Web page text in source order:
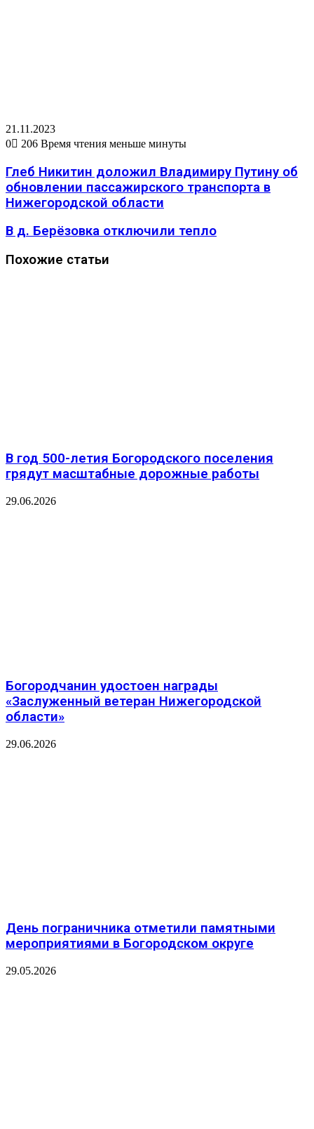
21.11.2023
0
206 Время чтения меньше минуты
Глеб Никитин доложил Владимиру Путину об
обновлении пассажирского транспорта в
Нижегородской области
В д. Берёзовка отключили тепло
Похожие статьи
В год 500-летия Богородского поселения
грядут масштабные дорожные работы
29.06.2026
Богородчанин удостоен награды
«Заслуженный ветеран Нижегородской
области»
29.06.2026
День пограничника отметили памятными
мероприятиями в Богородском округе
29.05.2026